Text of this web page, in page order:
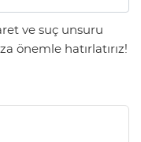
ve suç unsuru
önemle hatırlatırız!